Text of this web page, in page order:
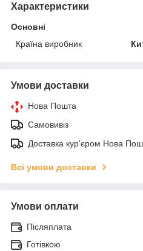
Характеристики
Основні
Країна виробник
Умови доставки
Нова Пошта
Самовивіз
Доставка кур'єром Нова
Всі умови доставки
Умови оплати
Післяплата
Готівкою